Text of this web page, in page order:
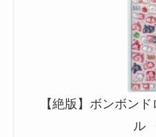
【絶版】ボンボン
ル